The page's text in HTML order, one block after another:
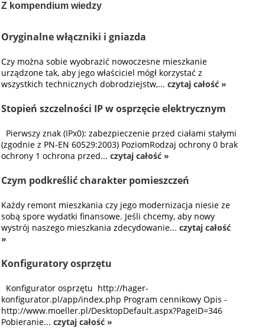
Z kompendium wiedzy
Oryginalne włączniki i gniazda
Czy można sobie wyobrazić nowoczesne mieszkanie
urządzone tak, aby jego właściciel mógł korzystać z
wszystkich technicznych dobrodziejstw,...czytaj całość »
Stopień szczelności IP w osprzęcie elektrycznym
Pierwszy znak (IPx0): zabezpieczenie przed ciałami stałymi
(zgodnie z PN-EN 60529:2003) PoziomRodzaj ochrony 0 brak
ochrony 1 ochrona przed...czytaj całość »
Czym podkreślić charakter pomieszczeń
Każdy remont mieszkania czy jego modernizacja niesie ze
sobą spore wydatki finansowe. Jeśli chcemy, aby nowy
wystrój naszego mieszkania zdecydowanie...czytaj całość
»
Konfiguratory osprzętu
Konfigurator osprzętu http://hager-
konfigurator.pl/app/index.php Program cennikowy Opis -
http://www.moeller.pl/DesktopDefault.aspx?PageID=346
Pobieranie...czytaj całość »